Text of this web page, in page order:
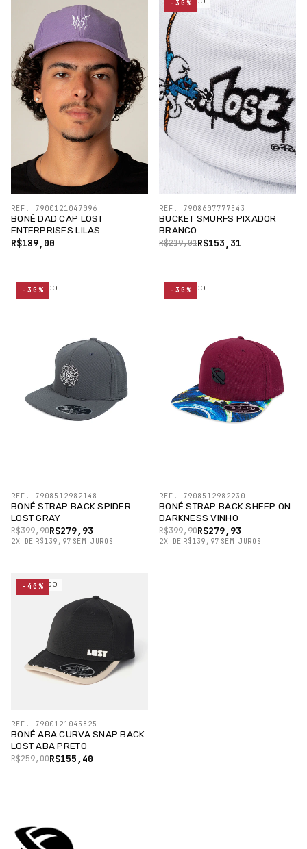
BONÉ DAD CAP LOST
ENTERPRISES LILAS
R$189,00
REF. 7900121047096
BUCKET SMURFS PIXADOR
BRANCO
R$153,31
R$219,01
REF. 7908607777543
-30%
ESGOTADO
BONÉ STRAP BACK SPIDER
LOST GRAY
R$279,93
R$399,90
2X DE R$139,97 SEM JUROS
REF. 7908512982148
-30% ESGOTADO
BONÉ STRAP BACK SHEEP ON
DARKNESS VINHO
R$279,93
R$399,90
2X DE R$139,97 SEM JUROS
REF. 7908512982230
-30%
ESGOTADO
BONÉ ABA CURVA SNAP BACK
LOST ABA PRETO
R$155,40
R$259,00
REF. 7900121045825
-40%